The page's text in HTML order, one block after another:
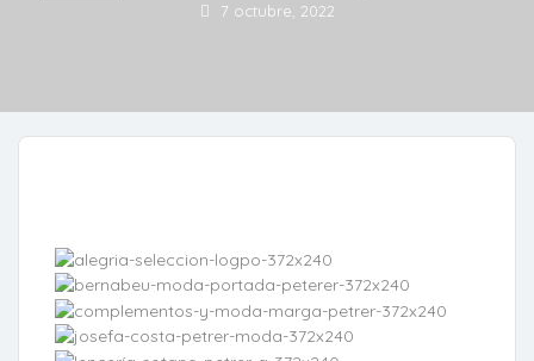
7 octubre, 2022